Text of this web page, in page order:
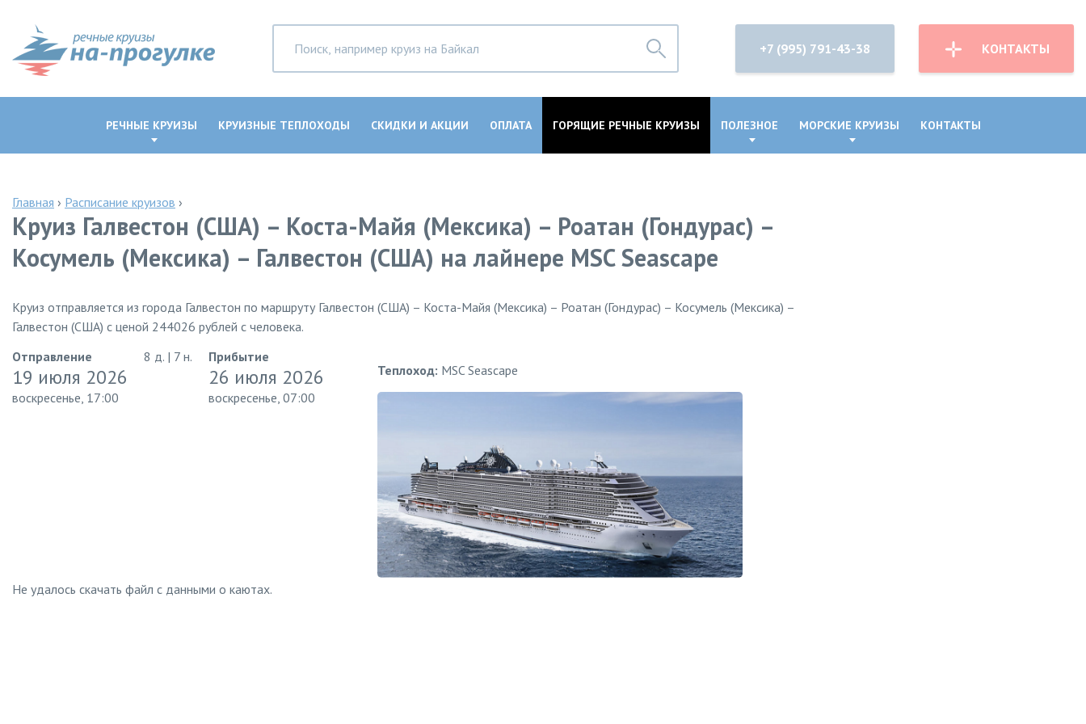
+7 (995) 791-43-38 КОНТАКТЫ
РЕЧНЫЕ КРУИЗЫ КРУИЗНЫЕ ТЕПЛОХОДЫ СКИДКИ И АКЦИИ ОПЛАТА ГОРЯЩИЕ РЕЧНЫЕ КРУИЗЫ ПОЛЕЗНОЕ МОРСКИЕ КРУИЗЫ КОНТАКТЫ
Главная › Расписание круизов ›
Круиз Галвестон (США) – Коста-Майя (Мексика) – Роатан (Гондурас) –
Косумель (Мексика) – Галвестон (США) на лайнере MSC Seascape
Круиз отправляется из города Галвестон по маршруту Галвестон (США) – Коста-Майя (Мексика) – Роатан (Гондурас) – Косумель (Мексика) –
Галвестон (США) с ценой 244026 рублей с человека.
Отправление
19 июля 2026
воскресенье, 17:00
8 д. | 7 н. Прибытие
26 июля 2026
воскресенье, 07:00
Теплоход: MSC Seascape
Не удалось скачать файл с данными о каютах.